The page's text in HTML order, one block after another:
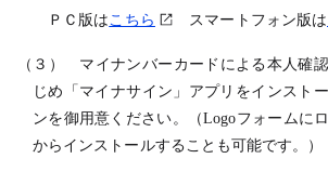
ＰＣ版はこちら スマートフォン版は
（３） マイナンバーカードによる本人確
じめ「マイナサイン」アプリをインスト
ンを御用意ください。（Logoフォームに
からインストールすることも可能です。）